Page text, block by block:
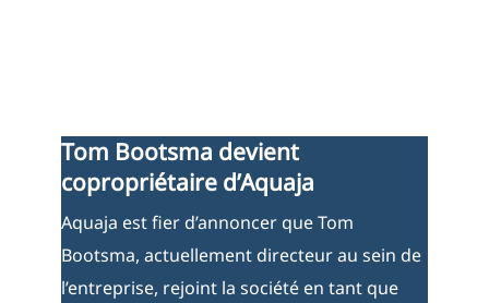
Tom Bootsma devient
copropriétaire d’Aquaja
Aquaja est fier d’annoncer que Tom
Bootsma, actuellement directeur au sein de
l’entreprise, rejoint la société en tant que